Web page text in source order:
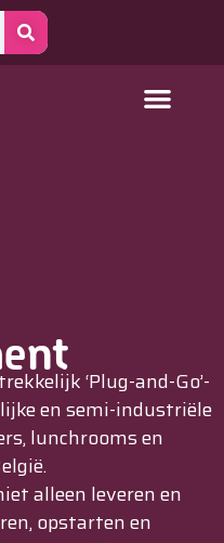
‘Plug-and-Go’-
en semi-industriële
lunchrooms en
alleen leveren en
opstarten en